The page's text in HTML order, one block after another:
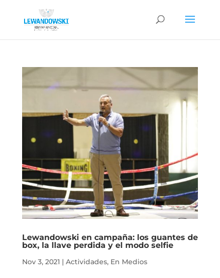
Lewandowski en campaña: los guantes de
box, la llave perdida y el modo selfie
Nov 3, 2021 | Actividades, En Medios